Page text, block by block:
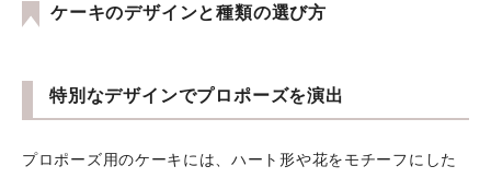
ケーキのデザインと種類の選び方
特別なデザインでプロポーズを演出
プロポーズ用のケーキには、ハート形や花をモチーフにした